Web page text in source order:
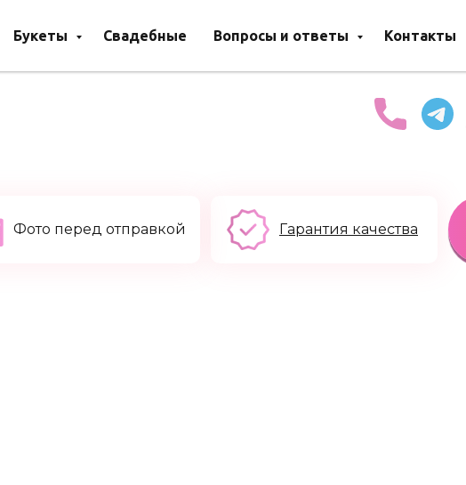
Букеты Свадебные Вопросы и ответы Контакты
Фото перед отправкой Гарантия качества